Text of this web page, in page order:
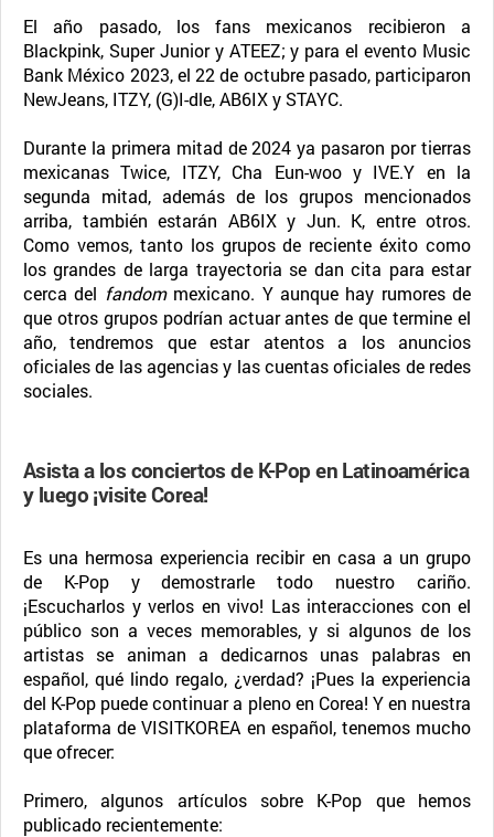
El año pasado, los fans mexicanos recibieron a
Blackpink, Super Junior y ATEEZ; y para el evento Music
Bank México 2023, el 22 de octubre pasado, participaron
NewJeans, ITZY, (G)I-dle, AB6IX y STAYC.
Durante la primera mitad de 2024 ya pasaron por tierras
mexicanas Twice, ITZY, Cha Eun-woo y IVE.Y en la
segunda mitad, además de los grupos mencionados
arriba, también estarán AB6IX y Jun. K, entre otros.
Como vemos, tanto los grupos de reciente éxito como
los grandes de larga trayectoria se dan cita para estar
cerca del fandommexicano. Y aunque hay rumores de
que otros grupos podrían actuar antes de que termine el
año, tendremos que estar atentos a los anuncios
oficiales de las agencias y las cuentas oficiales de redes
sociales.
Asista a los conciertos de K-Pop en Latinoamérica
y luego ¡visite Corea!
Es una hermosa experiencia recibir en casa a un grupo
de K-Pop y demostrarle todo nuestro cariño.
¡Escucharlos y verlos en vivo! Las interacciones con el
público son a veces memorables, y si algunos de los
artistas se animan a dedicarnos unas palabras en
español, qué lindo regalo, ¿verdad? ¡Pues la experiencia
del K-Pop puede continuar a pleno en Corea! Y en nuestra
plataforma de VISITKOREA en español, tenemos mucho
que ofrecer:
Primero, algunos artículos sobre K-Pop que hemos
publicado recientemente: